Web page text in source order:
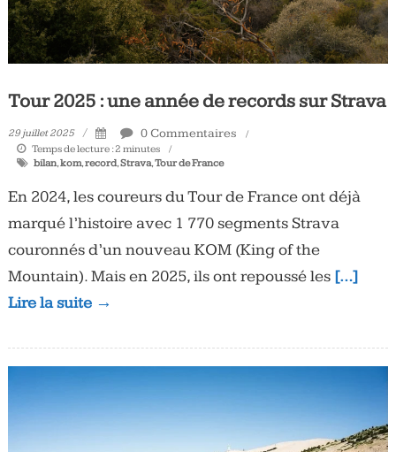
Tour 2025 : une année de records sur Strava
29 juillet 2025 0 Commentaires
Temps de lecture :2 minutes
bilan,kom,record,Strava,Tour de France
En 2024, les coureurs du Tour de France ont déjà
marqué l’histoire avec 1 770 segments Strava
couronnés d’un nouveau KOM (King of the
Mountain). Mais en 2025, ils ont repoussé les […]
Lire la suite →